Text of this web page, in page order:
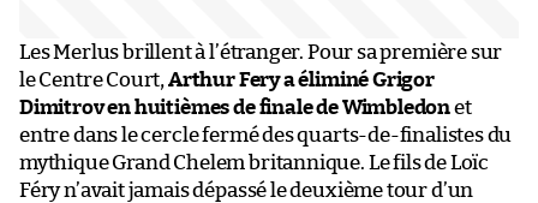
Les Merlus brillent à l’étranger. Pour sa première sur
le Centre Court, Arthur Fery a éliminé Grigor
Dimitrov en huitièmes de finale de Wimbledonet
entre dans le cercle fermé des quarts-de-finalistes du
mythique Grand Chelem britannique. Le fils de Loïc
Féry n’avait jamais dépassé le deuxième tour d’un